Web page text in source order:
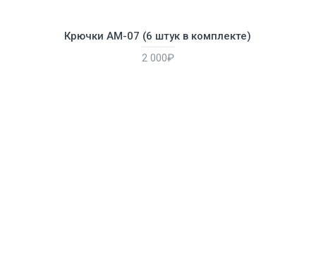
Крючки АМ-07 (6 штук в комплекте)
2 000₽